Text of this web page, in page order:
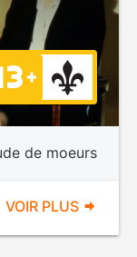
de moeurs
VOIR PLUS